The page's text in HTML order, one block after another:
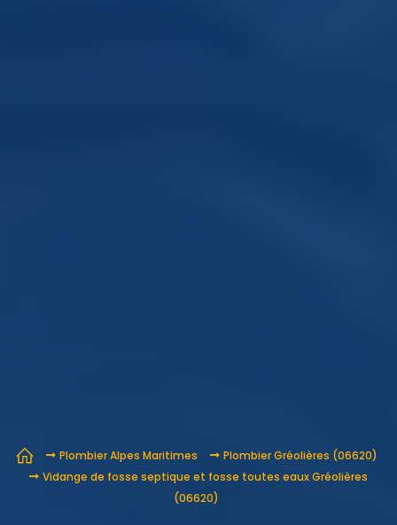
Plombier Alpes Maritimes
Plombier Gréolières (06620)
Vidange de fosse septique et fosse toutes eaux Gréolières
(06620)